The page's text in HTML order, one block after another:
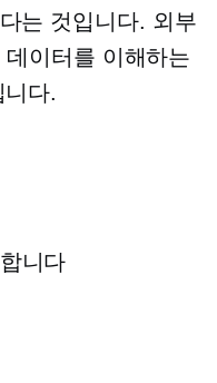
는 것입니다. 외부
이터를 이해하는
다.
니다